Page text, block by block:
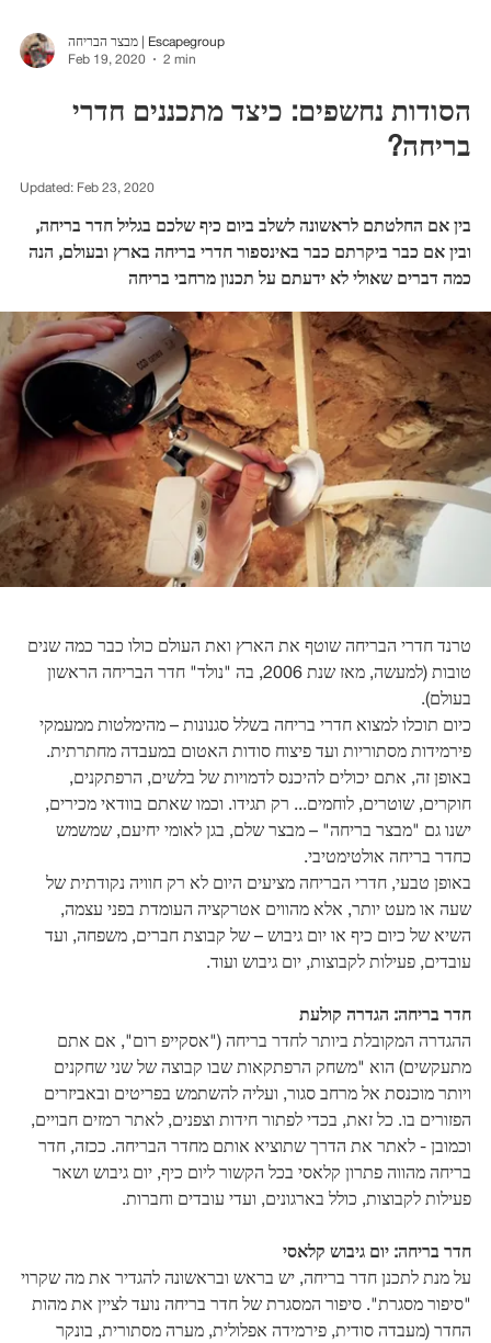
מבצר הבריחה | Escapegroup
Feb 19, 2020
2 min
הסודות נחשפים: כיצד מתכננים חדרי
בריחה?
Updated: Feb 23, 2020
בין אם החלטתם לראשונה לשלב ביום כיף שלכם בגליל חדר בריחה,
ובין אם כבר ביקרתם כבר באינספור חדרי בריחה בארץ ובעולם, הנה
כמה דברים שאולי לא ידעתם על תכנון מרחבי בריחה
טרנד חדרי הבריחה שוטף את הארץ ואת העולם כולו כבר כמה שנים
טובות (למעשה, מאז שנת 2006, בה "נולד" חדר הבריחה הראשון
בעולם).
כיום תוכלו למצוא חדרי בריחה בשלל סגנונות – מהימלטות ממעמקי
פירמידות מסתוריות ועד פיצוח סודות האטום במעבדה מחתרתית.
באופן זה, אתם יכולים להיכנס לדמויות של בלשים, הרפתקנים,
חוקרים, שוטרים, לוחמים... רק תגידו. וכמו שאתם בוודאי מכירים,
ישנו גם "מבצר בריחה" – מבצר שלם, בגן לאומי יחיעם, שמשמש
כחדר בריחה אולטימטיבי.
באופן טבעי, חדרי הבריחה מציעים היום לא רק חוויה נקודתית של
שעה או מעט יותר, אלא מהווים אטרקציה העומדת בפני עצמה,
השיא של כיום כיף או יום גיבוש – של קבוצת חברים, משפחה, ועד
עובדים, פעילות לקבוצות, יום גיבוש ועוד.
חדר בריחה: הגדרה קולעת
ההגדרה המקובלת ביותר לחדר בריחה ("אסקייפ רום", אם אתם
מתעקשים) הוא "משחק הרפתקאות שבו קבוצה של שני שחקנים
ויותר מוכנסת אל מרחב סגור, ועליה להשתמש בפריטים ובאביזרים
הפזורים בו. כל זאת, בכדי לפתור חידות וצפנים, לאתר רמזים חבויים,
וכמובן - לאתר את הדרך שתוציא אותם מחדר הבריחה. ככזה, חדר
בריחה מהווה פתרון קלאסי בכל הקשור ליום כיף, יום גיבוש ושאר
פעילות לקבוצות, כולל בארגונים, ועדי עובדים וחברות.
חדר בריחה: יום גיבוש קלאסי
על מנת לתכנן חדר בריחה, יש בראש ובראשונה להגדיר את מה שקרוי
"סיפור מסגרת". סיפור המסגרת של חדר בריחה נועד לציין את מהות
החדר (מעבדה סודית, פירמידה אפלולית, מערה מסתורית, בונקר